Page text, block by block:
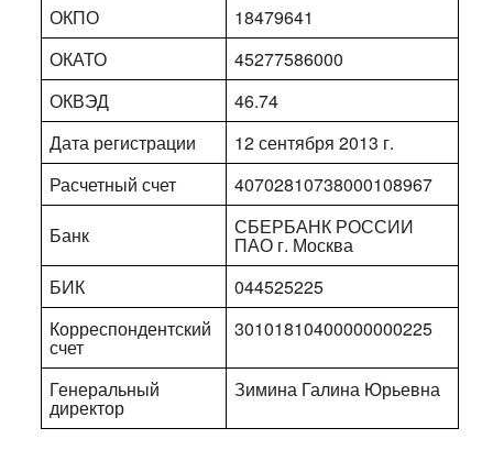
ОКПО
18479641
ОКАТО
45277586000
ОКВЭД
46.74
Дата регистрации
12 сентября 2013 г.
Расчетный счет
40702810738000108967
Банк
СБЕРБАНК РОССИИ
ПАО г. Москва
БИК
044525225
Корреспондентский
счет
30101810400000000225
Генеральный
директор
Зимина Галина Юрьевна